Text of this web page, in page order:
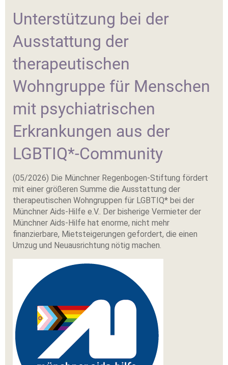
Unterstützung bei der
Ausstattung der
therapeutischen
Wohngruppe für Menschen
mit psychiatrischen
Erkrankungen aus der
LGBTIQ*-Community
(05/2026) Die Münchner Regenbogen-Stiftung fördert
mit einer größeren Summe die Ausstattung der
therapeutischen Wohngruppen für LGBTIQ* bei der
Münchner Aids-Hilfe e.V.. Der bisherige Vermieter der
Münchner Aids-Hilfe hat enorme, nicht mehr
finanzierbare, Mietsteigerungen gefordert, die einen
Umzug und Neuausrichtung nötig machen.